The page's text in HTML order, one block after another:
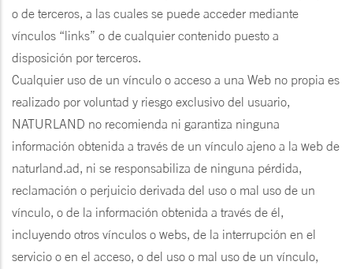
o de terceros, a las cuales se puede acceder mediante
vínculos “links” o de cualquier contenido puesto a
disposición por terceros.
Cualquier uso de un vínculo o acceso a una Web no propia es
realizado por voluntad y riesgo exclusivo del usuario,
NATURLAND no recomienda ni garantiza ninguna
información obtenida a través de un vínculo ajeno a la web de
naturland.ad, ni se responsabiliza de ninguna pérdida,
reclamación o perjuicio derivada del uso o mal uso de un
vínculo, o de la información obtenida a través de él,
incluyendo otros vínculos o webs, de la interrupción en el
servicio o en el acceso, o del uso o mal uso de un vínculo,